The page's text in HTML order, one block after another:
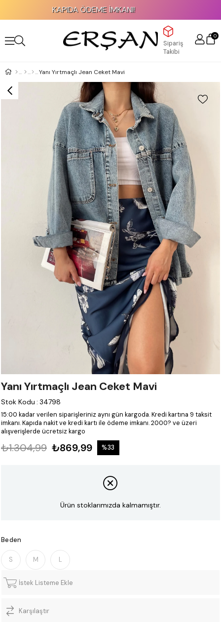
KAPIDA ÖDEME İMKANI!
Sipariş
Takibi
0
Yanı Yırtmaçlı Jean Ceket Mavi
Yanı Yırtmaçlı Jean Ceket Mavi
Stok Kodu : 34798
15:00 kadar verilen siparişleriniz aynı gün kargoda.Kredi kartına 9 taksit
imkanı.Kapıda nakit ve kredi kartı ile ödeme imkanı.2000? ve üzeri
alışverişlerde ücretsiz kargo
₺1.304,99 ₺869,99 %33
Ürün stoklarımızda kalmamıştır.
Beden
S M L
İstek Listeme Ekle
Karşılaştır